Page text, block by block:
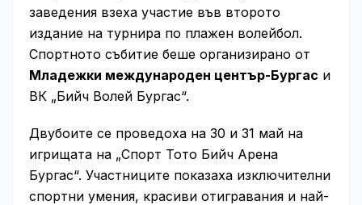
заведения взеха участие във второто
издание на турнира по плажен волейбол.
Спортното събитие беше организирано от
Младежки международен център-Бургас и
ВК „Бийч Волей Бургас“.
Двубоите се проведоха на 30 и 31 май на
игрищата на „Спорт Тото Бийч Арена
Бургас“. Участниците показаха изключителни
спортни умения, красиви отигравания и най-